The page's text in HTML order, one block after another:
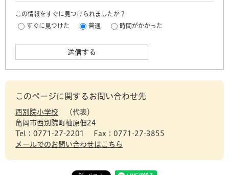
この情報をすぐに見つけられましたか？
すぐに見つけた
普通 時間がかかった
このページに関するお問い合わせ先
西別院小学校
代表
亀岡市西別院町柚原佃24
Tel：0771-27-2201
Fax：0771-27-3855
メールでのお問い合わせはこちら